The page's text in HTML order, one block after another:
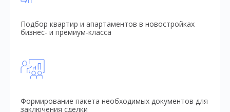
Подбор квартир и апартаментов в новостройках
бизнес- и премиум-класса
Формирование пакета необходимых документов для
заключения сделки